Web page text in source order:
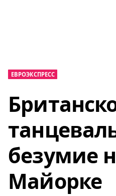
ЕВРОЭКСПРЕСС
безумие
Майорке